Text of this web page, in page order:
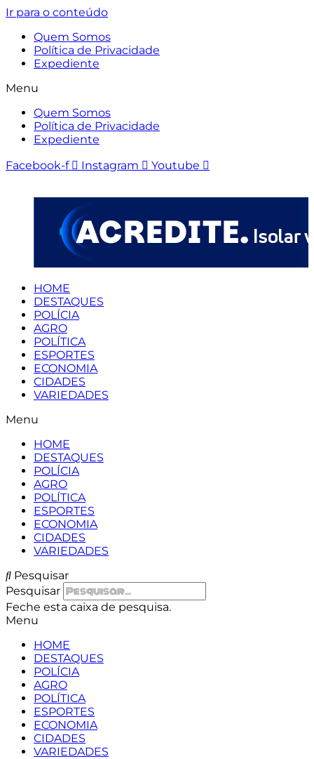
Ir para o conteúdo
Quem Somos
Política de Privacidade
Expediente
Menu
Quem Somos
Política de Privacidade
Expediente
Facebook-f
Instagram Youtube
HOME
DESTAQUES
POLÍCIA
AGRO
POLÍTICA
ESPORTES
ECONOMIA
CIDADES
VARIEDADES
Menu
HOME
DESTAQUES
POLÍCIA
AGRO
POLÍTICA
ESPORTES
ECONOMIA
CIDADES
VARIEDADES
Pesquisar
Pesquisar
Feche esta caixa de pesquisa.
Menu
HOME
DESTAQUES
POLÍCIA
AGRO
POLÍTICA
ESPORTES
ECONOMIA
CIDADES
VARIEDADES